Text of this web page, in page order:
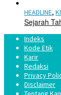
HEADLINE,
Sejarah
Indeks
Kode Etik
Karir
Redaksi
Privacy
Disclaimer